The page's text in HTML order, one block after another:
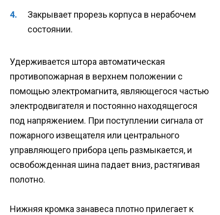
Закрывает прорезь корпуса в нерабочем
состоянии.
Удерживается штора автоматическая
противопожарная в верхнем положении с
помощью электромагнита, являющегося частью
электродвигателя и постоянно находящегося
под напряжением. При поступлении сигнала от
пожарного извещателя или центрального
управляющего прибора цепь размыкается, и
освобожденная шина падает вниз, растягивая
полотно.
Нижняя кромка занавеса плотно прилегает к